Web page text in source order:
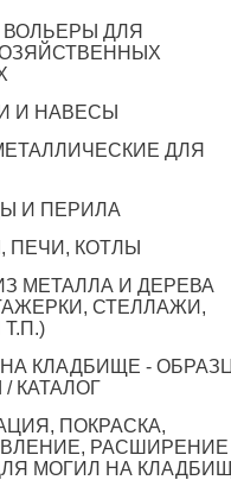
ВОЛЬЕРЫ ДЛЯ
И НАВЕСЫ
ДЛЯ
И ПЕРИЛА
ПЕЧИ, КОТЛЫ
МЕТАЛЛА И ДЕРЕВА
СТЕЛЛАЖИ,
НА КЛАДБИЩЕ -
КАТАЛОГ
ПОКРАСКА,
РАСШИРЕНИЕ
МОГИЛ НА